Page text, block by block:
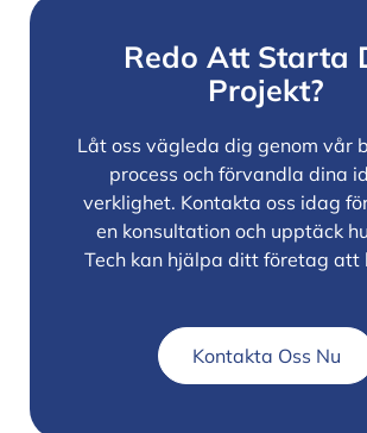
Redo Att Starta
Projekt?
Låt oss vägleda dig genom vår
process och förvandla dina
verklighet. Kontakta oss idag
en konsultation och upptäck
Tech kan hjälpa ditt företag att
Kontakta Oss Nu